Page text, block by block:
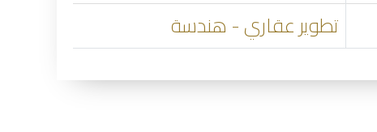
تطوير عقاري - هندسة